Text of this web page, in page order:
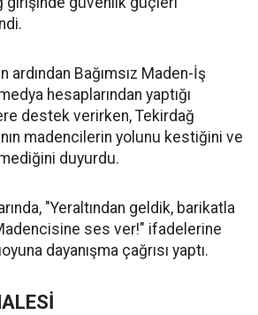
ardından Bağımsız Maden-İş
hesaplarından yaptığı
destek verirken, Tekirdağ
madencilerin yolunu kestiğini ve
duyurdu.
"Yeraltından geldik, barikatla
ses ver!" ifadelerine
dayanışma çağrısı yaptı.